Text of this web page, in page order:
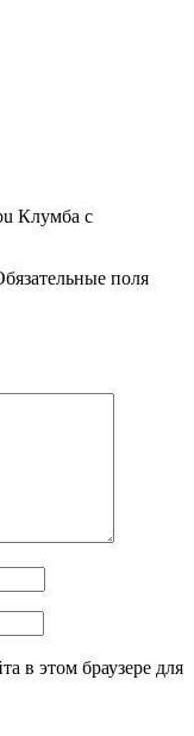
Клумба с
поля
в этом браузере для